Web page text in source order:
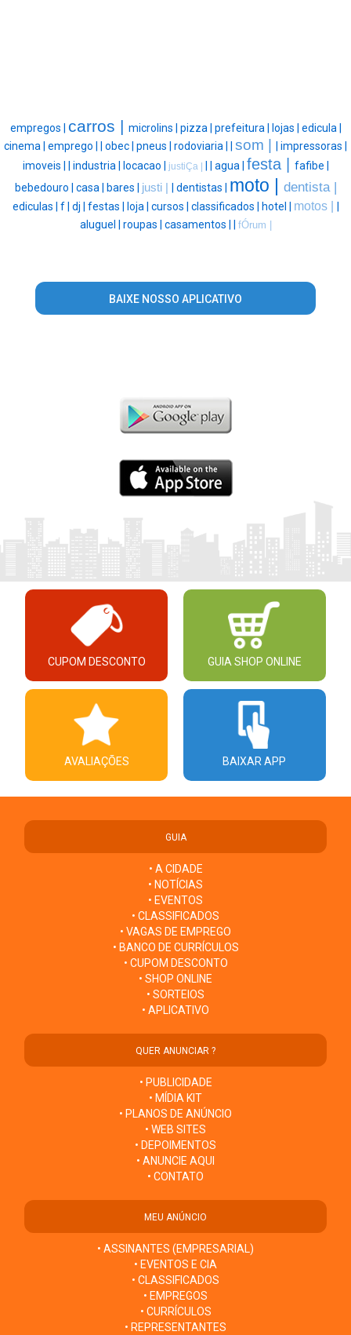
empregos | carros | microlins | pizza | prefeitura | lojas | edicula |
cinema | emprego | | obec | pneus | rodoviaria | | som | | impressoras |
imoveis | | industria | locacao | justiÇa | | | agua | festa | fafibe |
bebedouro | casa | bares | justi | | dentistas | moto | dentista |
ediculas | f | dj | festas | loja | cursos | classificados | hotel | motos | |
aluguel | roupas | casamentos | | fÓrum |
BAIXE NOSSO APLICATIVO
CUPOM DESCONTO GUIA SHOP ONLINE
AVALIAÇÕES BAIXAR APP
GUIA
• A CIDADE
• NOTÍCIAS
• EVENTOS
• CLASSIFICADOS
• VAGAS DE EMPREGO
• BANCO DE CURRÍCULOS
• CUPOM DESCONTO
• SHOP ONLINE
• SORTEIOS
• APLICATIVO
QUER ANUNCIAR ?
• PUBLICIDADE
• MÍDIA KIT
• PLANOS DE ANÚNCIO
• WEB SITES
• DEPOIMENTOS
• ANUNCIE AQUI
• CONTATO
MEU ANÚNCIO
• ASSINANTES (EMPRESARIAL)
• EVENTOS E CIA
• CLASSIFICADOS
• EMPREGOS
• CURRÍCULOS
• REPRESENTANTES